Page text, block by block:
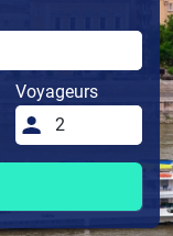
Voyageurs